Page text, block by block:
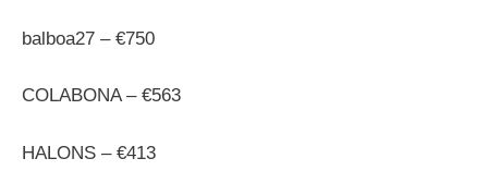
balboa27 – €750
COLABONA – €563
HALONS – €413